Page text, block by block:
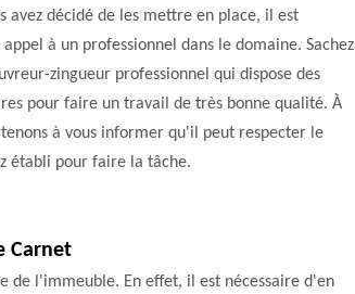
avez décidé de les mettre en place, il est
à un professionnel dans le domaine. Sachez
zingueur professionnel qui dispose des
pour faire un travail de très bonne qualité. À
à vous informer qu'il peut respecter le
établi pour faire la tâche.
Carnet
de l'immeuble. En effet, il est nécessaire d'en